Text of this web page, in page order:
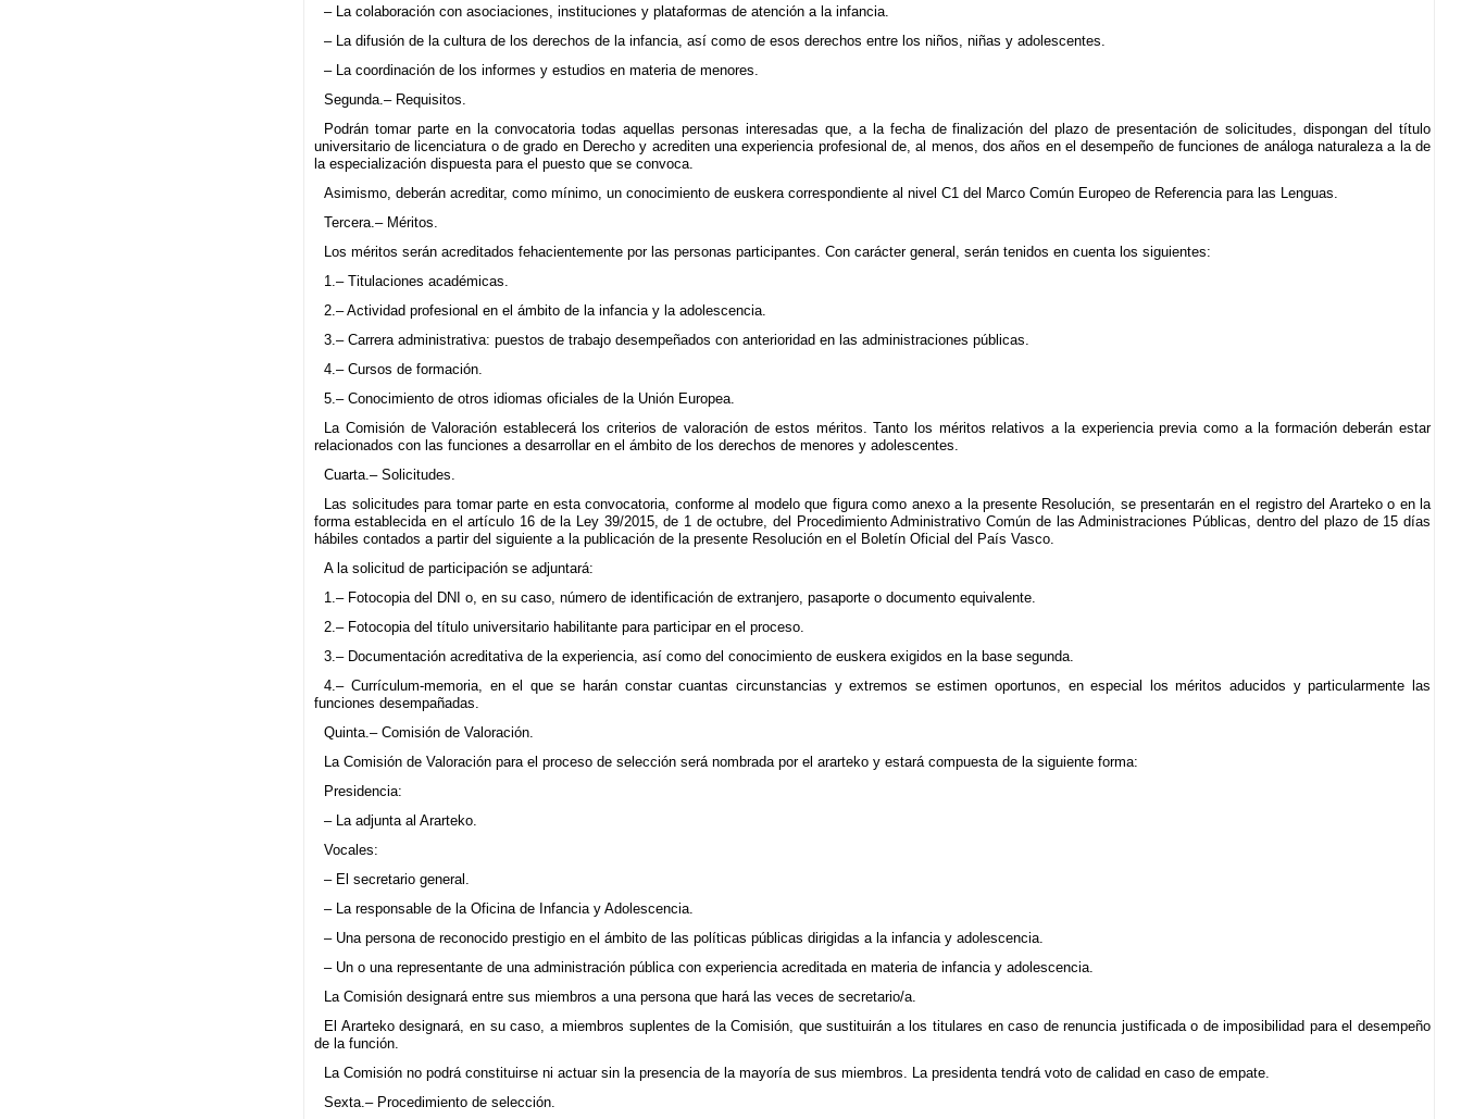
– La colaboración con asociaciones, instituciones y plataformas de atención a la infancia.
– La difusión de la cultura de los derechos de la infancia, así como de esos derechos entre los niños, niñas y adolescentes.
– La coordinación de los informes y estudios en materia de menores.
Segunda.– Requisitos.
Podrán tomar parte en la convocatoria todas aquellas personas interesadas que, a la fecha de finalización del plazo de presentación de solicitudes, dispongan del título
universitario de licenciatura o de grado en Derecho y acrediten una experiencia profesional de, al menos, dos años en el desempeño de funciones de análoga naturaleza a la de
la especialización dispuesta para el puesto que se convoca.
Asimismo, deberán acreditar, como mínimo, un conocimiento de euskera correspondiente al nivel C1 del Marco Común Europeo de Referencia para las Lenguas.
Tercera.– Méritos.
Los méritos serán acreditados fehacientemente por las personas participantes. Con carácter general, serán tenidos en cuenta los siguientes:
1.– Titulaciones académicas.
2.– Actividad profesional en el ámbito de la infancia y la adolescencia.
3.– Carrera administrativa: puestos de trabajo desempeñados con anterioridad en las administraciones públicas.
4.– Cursos de formación.
5.– Conocimiento de otros idiomas oficiales de la Unión Europea.
La Comisión de Valoración establecerá los criterios de valoración de estos méritos. Tanto los méritos relativos a la experiencia previa como a la formación deberán estar
relacionados con las funciones a desarrollar en el ámbito de los derechos de menores y adolescentes.
Cuarta.– Solicitudes.
Las solicitudes para tomar parte en esta convocatoria, conforme al modelo que figura como anexo a la presente Resolución, se presentarán en el registro del Ararteko o en la
forma establecida en el artículo 16 de la Ley 39/2015, de 1 de octubre, del Procedimiento Administrativo Común de las Administraciones Públicas, dentro del plazo de 15 días
hábiles contados a partir del siguiente a la publicación de la presente Resolución en el Boletín Oficial del País Vasco.
A la solicitud de participación se adjuntará:
1.– Fotocopia del DNI o, en su caso, número de identificación de extranjero, pasaporte o documento equivalente.
2.– Fotocopia del título universitario habilitante para participar en el proceso.
3.– Documentación acreditativa de la experiencia, así como del conocimiento de euskera exigidos en la base segunda.
4.– Currículum-memoria, en el que se harán constar cuantas circunstancias y extremos se estimen oportunos, en especial los méritos aducidos y particularmente las
funciones desempañadas.
Quinta.– Comisión de Valoración.
La Comisión de Valoración para el proceso de selección será nombrada por el ararteko y estará compuesta de la siguiente forma:
Presidencia:
– La adjunta al Ararteko.
Vocales:
– El secretario general.
– La responsable de la Oficina de Infancia y Adolescencia.
– Una persona de reconocido prestigio en el ámbito de las políticas públicas dirigidas a la infancia y adolescencia.
– Un o una representante de una administración pública con experiencia acreditada en materia de infancia y adolescencia.
La Comisión designará entre sus miembros a una persona que hará las veces de secretario/a.
El Ararteko designará, en su caso, a miembros suplentes de la Comisión, que sustituirán a los titulares en caso de renuncia justificada o de imposibilidad para el desempeño
de la función.
La Comisión no podrá constituirse ni actuar sin la presencia de la mayoría de sus miembros. La presidenta tendrá voto de calidad en caso de empate.
Sexta.– Procedimiento de selección.